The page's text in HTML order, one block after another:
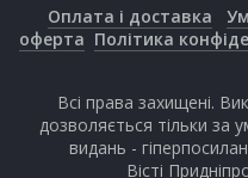
Оплата і доставка
оферта Політика
Всі права захищені.
дозволяється тільки за
видань -
Вісті